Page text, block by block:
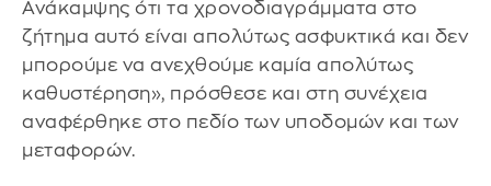
Ανάκαμψης ότι τα χρονοδιαγράμματα στο
ζήτημα αυτό είναι απολύτως ασφυκτικά και δεν
μπορούμε να ανεχθούμε καμία απολύτως
καθυστέρηση», πρόσθεσε και στη συνέχεια
αναφέρθηκε στο πεδίο των υποδομών και των
μεταφορών.